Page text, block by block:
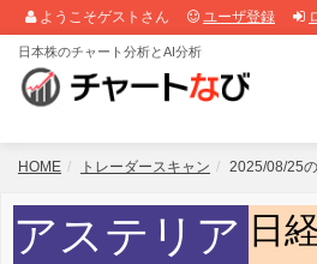
ようこそゲストさん ユーザ登録
日本株のチャート分析とAI分析
HOME トレーダースキャン 2025/08/25
アステリア 日